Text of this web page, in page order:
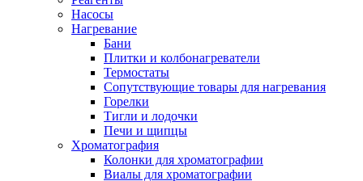
Насосы
Нагревание
Бани
Плитки и колбонагреватели
Термостаты
Сопутствующие товары для нагревания
Горелки
Тигли и лодочки
Печи и щипцы
Хроматография
Колонки для хроматографии
Виалы для хроматографии